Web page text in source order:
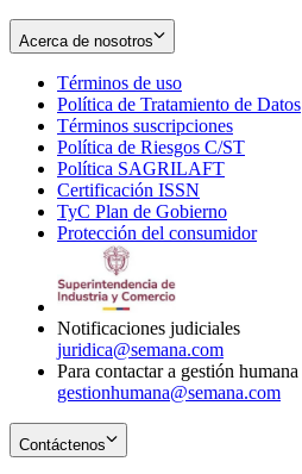
Acerca de nosotros
Términos de uso
in
new
window
Política de Tratamiento de Datos
Términos suscripciones
in
Política de Riesgos C/ST
Política SAGRILAFT
new
window
Certificación ISSN
in
new
TyC Plan de Gobierno
in
Protección del consumidorOpens
Notificaciones judiciales
juridica@semana.com
Para contactar a gestión humana
gestionhumana@semana.com
Contáctenos